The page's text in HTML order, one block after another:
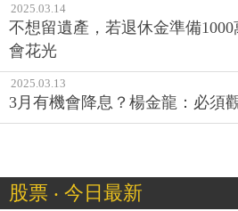
2025.03.14
不想留遺產，若退休金準備
會花光
2025.03.13
3月有機會降息？楊金龍：必須
股票 ‧ 今日最新